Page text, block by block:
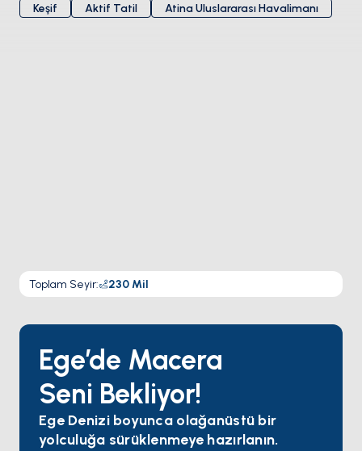
Keşif Aktif Tatil Atina Uluslararası Havalimanı
Toplam Seyir: 230 Mil
Ege’de Macera
Seni Bekliyor!
Ege Denizi boyunca olağanüstü bir
yolculuğa sürüklenmeye hazırlanın.